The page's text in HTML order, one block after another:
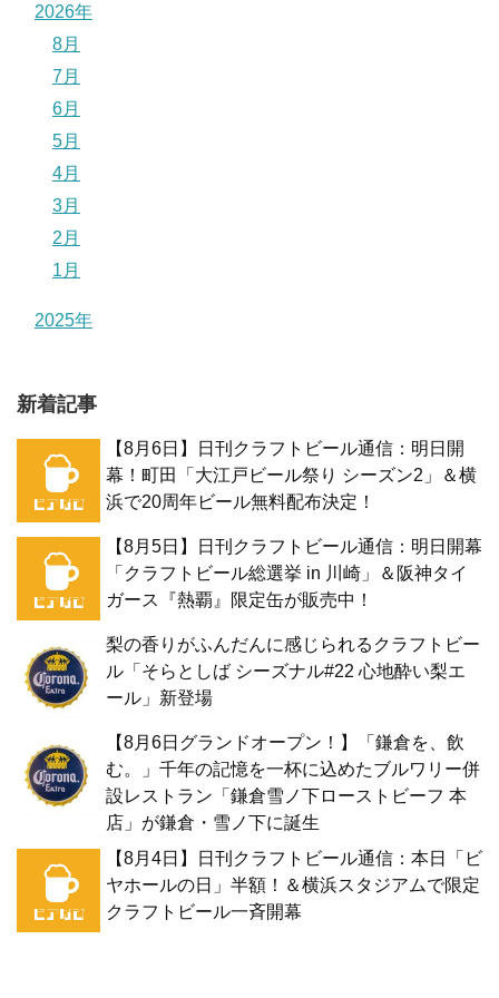
2026年
8月
7月
6月
5月
4月
3月
2月
1月
2025年
新着記事
【8月6日】日刊クラフトビール通信：明日開
幕！町田「大江戸ビール祭り シーズン2」＆横
浜で20周年ビール無料配布決定！
【8月5日】日刊クラフトビール通信：明日開幕
「クラフトビール総選挙 in 川崎」＆阪神タイ
ガース『熱覇』限定缶が販売中！
梨の香りがふんだんに感じられるクラフトビー
ル「そらとしば シーズナル#22 心地酔い梨エ
ール」新登場
【8月6日グランドオープン！】「鎌倉を、飲
む。」千年の記憶を一杯に込めたブルワリー併
設レストラン「鎌倉雪ノ下ローストビーフ 本
店」が鎌倉・雪ノ下に誕生
【8月4日】日刊クラフトビール通信：本日「ビ
ヤホールの日」半額！＆横浜スタジアムで限定
クラフトビール一斉開幕